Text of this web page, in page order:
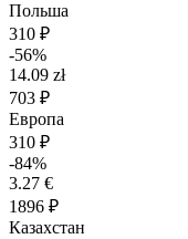
Польша
310 ₽
-56%
14.09 zł
703 ₽
Европа
310 ₽
-84%
3.27 €
1896 ₽
Казахстан